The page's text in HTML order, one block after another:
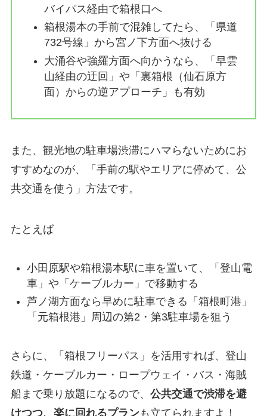
バイパス経由で箱根口へ
箱根湯本の手前で混雑してたら、「県道
732号線」から宮ノ下方面へ抜ける
大涌谷や強羅方面へ向かうなら、「早雲
山経由の迂回」や「裏箱根（仙石原方
面）からの逆アプローチ」も有効
また、観光地の駐車場渋滞にハマらないためにお
すすめなのが、「手前の駅やエリアに停めて、公
共交通を使う」方法です。
たとえば
小田原駅や箱根湯本駅に車を置いて、「登山電
車」や「ケーブルカー」で移動する
芦ノ湖方面なら早めに駐車できる「箱根町港」
「元箱根港」周辺の第2・第3駐車場を狙う
さらに、「箱根フリーパス」を活用すれば、登山
鉄道・ケーブルカー・ロープウェイ・バス・海賊
船まで乗り放題になるので、 公共交通で渋滞を避
けつつ、楽に回れるプランも立てられますよ！